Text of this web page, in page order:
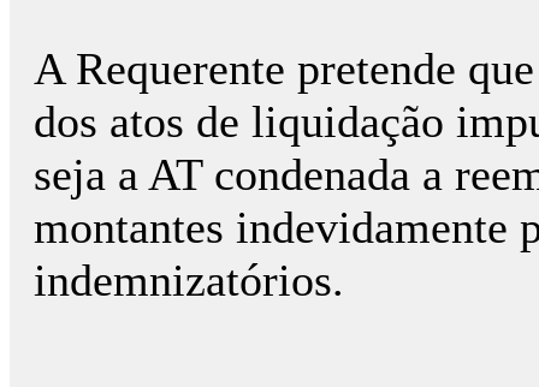
A Requerente pretende
dos atos de liquidação
seja a AT condenada a
montantes indevidamente
indemnizatórios.